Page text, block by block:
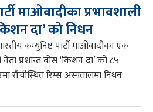
माओवादीका प्रभावशाली
दा’ को निधन
कम्युनिष्ट पार्टी माओवादीका एक
नेता प्रशान्त बोस ‘किशन दा’ को ८५
राँचीस्थित रिम्स अस्पतालमा निधन